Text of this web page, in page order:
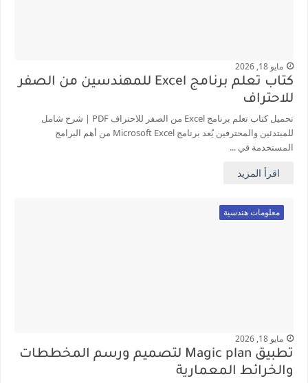
مايو 18, 2026
كتاب تعلم برنامج Excel للمهندسين من الصفر
للاحتراف
تحميل كتاب تعلم برنامج Excel من الصفر للاحتراف PDF | شرح شامل
للمبتدئين والمحترفين يُعد برنامج Microsoft Excel من أهم البرامج
المستخدمة في ...
اقرأ المزيد
معلومات هندسية
مايو 18, 2026
تطبيق Magic plan لتصميم ورسم المخططات
والخرائط المعمارية